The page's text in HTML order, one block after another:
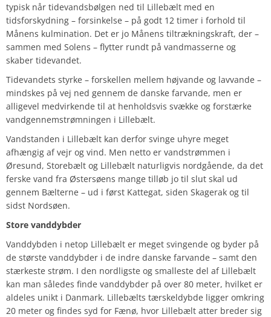
typisk når tidevandsbølgen ned til Lillebælt med en
tidsforskydning – forsinkelse – på godt 12 timer i forhold til
Månens kulmination. Det er jo Månens tiltrækningskraft, der –
sammen med Solens – flytter rundt på vandmasserne og
skaber tidevandet.
Tidevandets styrke – forskellen mellem højvande og lavvande –
mindskes på vej ned gennem de danske farvande, men er
alligevel medvirkende til at henholdsvis svække og forstærke
vandgennemstrømningen i Lillebælt.
Vandstanden i Lillebælt kan derfor svinge uhyre meget
afhængig af vejr og vind. Men netto er vandstrømmen i
Øresund, Storebælt og Lillebælt naturligvis nordgående, da det
ferske vand fra Østersøens mange tilløb jo til slut skal ud
gennem Bælterne – ud i først Kattegat, siden Skagerak og til
sidst Nordsøen.
Store vanddybder
Vanddybden i netop Lillebælt er meget svingende og byder på
de største vanddybder i de indre danske farvande – samt den
stærkeste strøm. I den nordligste og smalleste del af Lillebælt
kan man således finde vanddybder på over 80 meter, hvilket er
aldeles unikt i Danmark. Lillebælts tærskeldybde ligger omkring
20 meter og findes syd for Fænø, hvor Lillebælt atter breder sig